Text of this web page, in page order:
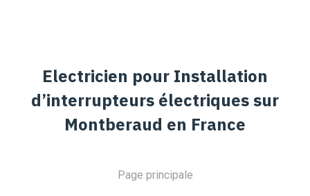
Electricien pour Installation
d’interrupteurs électriques sur
Montberaud en France
Page principale